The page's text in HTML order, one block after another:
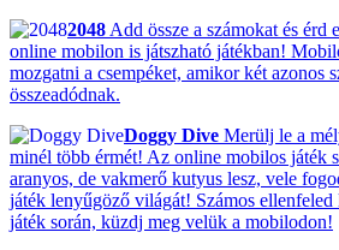
2048 Add össze a számokat és érd
online mobilon is játszható játékban!
mozgatni a csempéket, amikor két azonos
összeadódnak.
Doggy Dive Merülj le a
minél több érmét! Az online mobilos játék
aranyos, de vakmerő kutyus lesz, vele
játék lenyűgöző világát! Számos ellenfeled
játék során, küzdj meg velük a mobilodon!